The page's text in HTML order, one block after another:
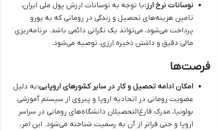
نوسانات نرخ ارز:با توجه به نوسانات ارزش پول ملی ایران،
تامین هزینه‌های تحصیل و زندگی در رومانی که به یورو
پرداخت می‌شود، می‌تواند یک نگرانی دائمی باشد. برنامه‌ریزی
مالی دقیق و داشتن ذخیره ارزی، توصیه می‌شود.
فرصت‌ها
امکان ادامه تحصیل و کار در سایر کشورهای اروپایی:به دلیل
عضویت رومانی در اتحادیه اروپا و پیروی از سیستم آموزشی
بولونیا، مدرک فارغ‌التحصیلان دانشگاه‌های رومانی در سراسر
اروپا و حتی فراتر از آن به رسمیت شناخته می‌شود. این امر،